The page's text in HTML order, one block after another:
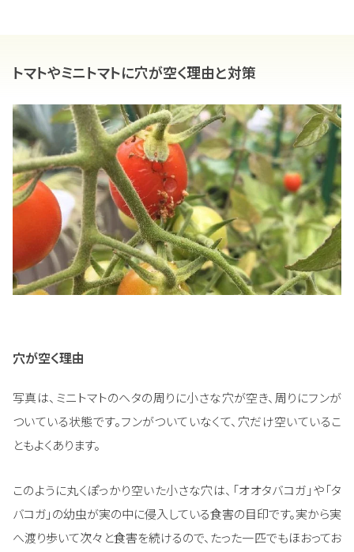
トマトやミニトマトに穴が空く理由と対策
穴が空く理由
写真は、ミニトマトのヘタの周りに小さな穴が空き、周りにフンが
ついている状態です。フンがついていなくて、穴だけ空いているこ
ともよくあります。
このように丸くぽっかり空いた小さな穴は、「オオタバコガ」や「タ
バコガ」の幼虫が実の中に侵入している食害の目印です。実から実
へ渡り歩いて次々と食害を続けるので、たった一匹でもほおってお